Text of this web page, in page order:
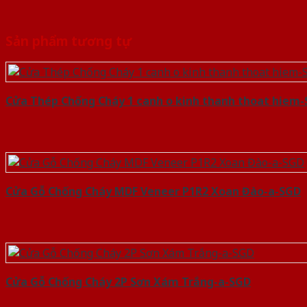
Sản phẩm tương tự
Cửa Thép Chống Cháy 1 canh o kinh thanh thoat hiem-
Cửa Gỗ Chống Cháy MDF Veneer P1R2 Xoan Đào-a-SGD
Cửa Gỗ Chống Cháy 2P Sơn Xám Trắng-a-SGD